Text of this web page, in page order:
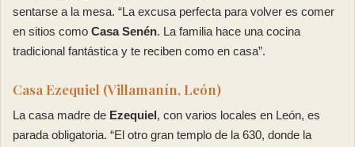
sentarse a la mesa. “La excusa perfecta para volver es comer
en sitios como Casa Senén. La familia hace una cocina
tradicional fantástica y te reciben como en casa”.
Casa Ezequiel (Villamanín, León)
La casa madre de Ezequiel, con varios locales en León, es
parada obligatoria. “El otro gran templo de la 630, donde la